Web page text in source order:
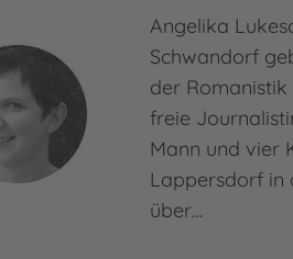
Angelika
Schwandorf
der Romanistik
freie
Mann und vier
Lappersdorf in
über…